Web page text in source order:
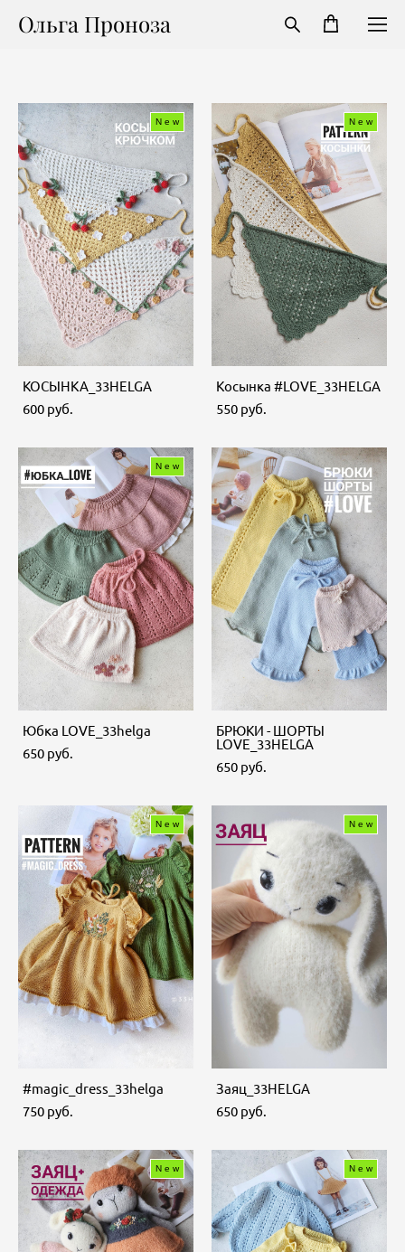
Ольга Проноза
New
КОСЫНКА_33HELGA
600 pуб.
New
Косынка #LOVE_33HELGA
550 pуб.
New
Юбка LOVE_33helga
650 pуб.
БРЮКИ - ШОРТЫ
LOVE_33HELGA
650 pуб.
New
#magic_dress_33helga
750 pуб.
New
Заяц_33HELGA
650 pуб.
New New